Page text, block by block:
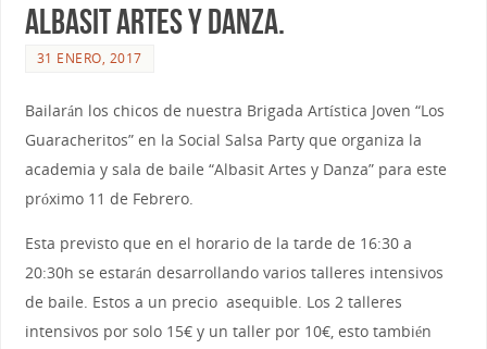
Albasit Artes y Danza.
31 ENERO, 2017
Bailarán los chicos de nuestra Brigada Artística Joven “Los
Guaracheritos” en la Social Salsa Party que organiza la
academia y sala de baile “Albasit Artes y Danza” para este
próximo 11 de Febrero.
Esta previsto que en el horario de la tarde de 16:30 a
20:30h se estarán desarrollando varios talleres intensivos
de baile. Estos a un precio asequible. Los 2 talleres
intensivos por solo 15€ y un taller por 10€, esto también